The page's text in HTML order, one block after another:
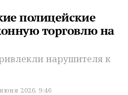
полицейские
торговлю на
нарушителя к
2026, 9:46